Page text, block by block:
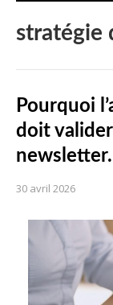
stratégie
Pourquoi
doit
newsletter.
30 avril 2026